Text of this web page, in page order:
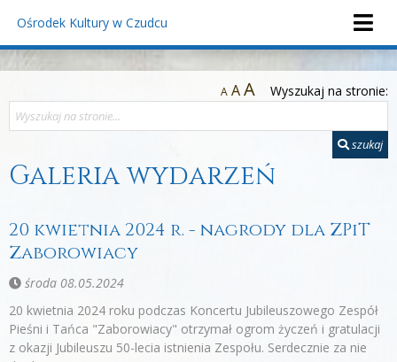
Ośrodek Kultury w Czudcu
A AA Wyszukaj na stronie:
szukaj
Galeria wydarzeń
20 kwietnia 2024 r. - nagrody dla ZPiT
Zaborowiacy
środa 08.05.2024
20 kwietnia 2024 roku podczas Koncertu Jubileuszowego Zespół
Pieśni i Tańca "Zaborowiacy" otrzymał ogrom życzeń i gratulacji
z okazji Jubileuszu 50-lecia istnienia Zespołu. Serdecznie za nie